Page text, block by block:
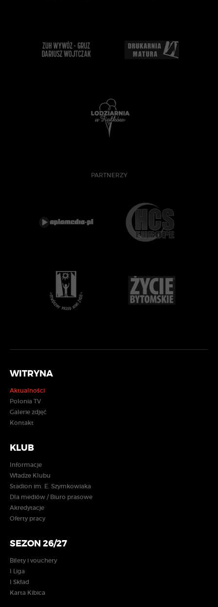
PARTNERZY
WITRYNA
Aktualności
Polonia TV
Galerie zdjęć
Kontakt
KLUB
Informacje
Władze Klubu
Stadion im. E. Szymkowiaka
Dla mediów / Biuro prasowe
Akredytacje
Oferty pracy
SEZON 26/27
Bilety i vouchery
I Liga
I Skład
Karta Kibica